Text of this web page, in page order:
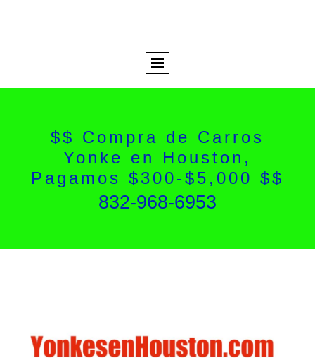
$$ Compra de Carros
Yonke en Houston,
Pagamos $300-$5,000 $$
832-968-6953